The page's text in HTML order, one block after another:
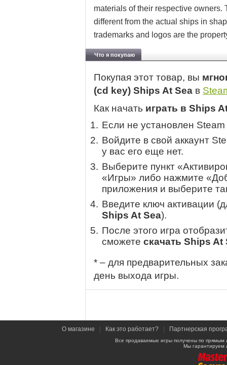
materials of their respective
different from the actual ships in
trademarks and logos are the
Что я покупаю
Покупая этот товар, вы
(cd key) Ships At Sea в
Как начать играть в Ships
Если не установлен
Войдите в свой аккаунт
у вас его еще нет.
Выберите пункт
«Игры» либо нажмите
приложения и выберите
Введите ключ активации
Ships At Sea).
После этого игра
сможете скачать Ships At
* – для предварительных
день выхода игры.
О магазине Как это работает? Партнерская
Все продаваемые игры получены по
Мы гарантируем